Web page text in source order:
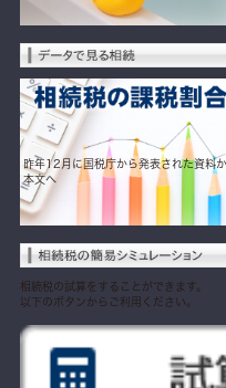
昨年12月に国税庁から発表された資料
本文へ
相続税の試算をすることができます。
以下のボタンからご利用ください。